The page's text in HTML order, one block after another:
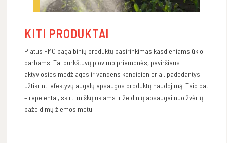
KITI PRODUKTAI
Platus FMC pagalbinių produktų pasirinkimas kasdieniams ūkio
darbams. Tai purkštuvų plovimo priemonės, paviršiaus
aktyviosios medžiagos ir vandens kondicionieriai, padedantys
užtikrinti efektyvų augalų apsaugos produktų naudojimą. Taip pat
– repelentai, skirti miškų ūkiams ir želdinių apsaugai nuo žvėrių
pažeidimų žiemos metu.